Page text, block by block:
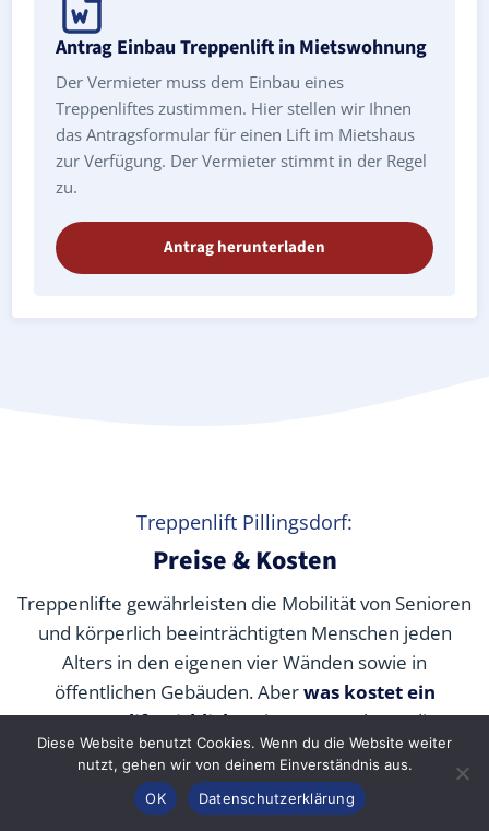
Antrag Einbau Treppenlift in Mietswohnung
Der Vermieter muss dem Einbau eines
Treppenliftes zustimmen. Hier stellen wir Ihnen
das Antragsformular für einen Lift im Mietshaus
zur Verfügung. Der Vermieter stimmt in der Regel
zu.
Antrag herunterladen
Treppenlift Pillingsdorf:
Preise & Kosten
Treppenlifte gewährleisten die Mobilität von Senioren
und körperlich beeinträchtigten Menschen jeden
Alters in den eigenen vier Wänden sowie in
öffentlichen Gebäuden. Aberwas kostet ein
Treppenlift wirklich? Wir verraten Ihnen die
durchschnittlichen Preise unserer Fachpartner je nach
Modell und wie Sie die Kosten durch Zuschüsse,
Fördermittel und Alternativen senken können.
Konfigurator
Diese Website benutzt Cookies. Wenn du die Website weiter
nutzt, gehen wir von deinem Einverständnis aus.
OK
Datenschutzerklärung